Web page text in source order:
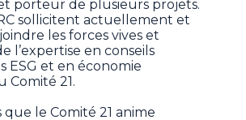
porteur de plusieurs projets.
sollicitent actuellement et
les forces vives et
l’expertise en conseils
ESG et en économie
Comité 21.
que le Comité 21 anime